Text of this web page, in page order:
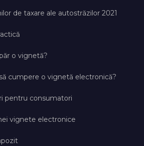
de taxare ale autostrăzilor 2021
o vignetă?
cumpere o vignetă electronică?
pentru consumatori
vignete electronice